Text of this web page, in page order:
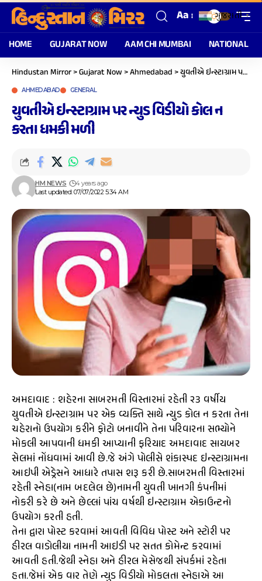
Aa
HOME GUJARAT NOW AAM CHI MUMBAI NATIONAL
Hindustan Mirror>Gujarat Now>Ahmedabad>યુવતીએ ઇન્સ્ટાગ્રામ પર ન્યુડ વિડીયો કોલ ન કરતા ધમકી મળી
AHMEDABAD GENERAL
યુવતીએ ઇન્સ્ટાગ્રામ પર ન્યુડ વિડીયો કોલ ન
કરતા ધમકી મળી
Last updated: 07/07/2022 5:34 AM
HM NEWS 4 years ago
અમદાવાદ : શહેરના સાબરમતી વિસ્તારમાં રહેતી ૨૩ વર્ષીય
યુવતીએ ઇન્સ્ટાગ્રામ પર એક વ્યક્તિ સાથે ન્યુડ કોલ ન કરતા તેના
ચહેરાનો ઉપયોગ કરીને ફોટો બનાવીને તેના પરિવારના સભ્યોને
મોકલી આપવાની ધમકી આપ્યાની ફરિયાદ અમદાવાદ સાયબર
સેલમાં નોંધવામાં આવી છે.જે અંગે પોલીસે શંકાસ્પદ ઇન્સ્ટાગ્રામના
આઇપી એડ્રેસને આધારે તપાસ શરૂ કરી છે.સાબરમતી વિસ્તારમાં
રહેતી સ્નેહા(નામ બદલેલ છે)નામની યુવતી ખાનગી કંપનીમાં
નોકરી કરે છે અને છેલ્લાં પાંચ વર્ષથી ઇન્સ્ટાગ્રામ એકાઉન્ટનો
ઉપયોગ કરતી હતી.
તેના દ્વારા પોસ્ટ કરવામાં આવતી વિવિધ પોસ્ટ અને સ્ટોરી પર
હીરલ વાડોલીયા નામની આઇડી પર સતત કોમેન્ટ કરવામાં
આવતી હતી.જેથી સ્નેહા અને હીરલ મેસેજથી સંપર્કમાં રહેતા
હતા.જેમાં એક વાર તેણે ન્યુડ વિડીયો મોકલતા સ્નેહાએ આ
ગુજરાતી ▼